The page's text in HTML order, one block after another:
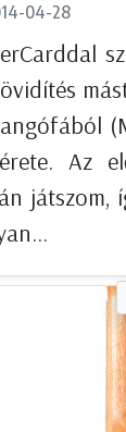
04-28
Az
játszom,